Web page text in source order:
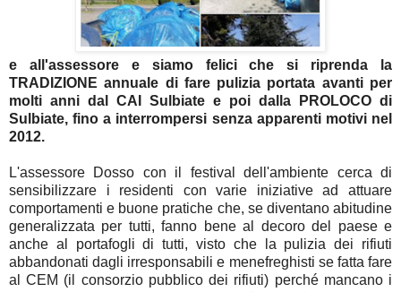
e all'assessore e siamo felici che si riprenda la
TRADIZIONE annuale di fare pulizia portata avanti per
molti anni dal CAI Sulbiate e poi dalla PROLOCO di
Sulbiate, fino a interrompersi senza apparenti motivi nel
2012.
L'assessore Dosso con il festival dell'ambiente cerca di
sensibilizzare i residenti con varie iniziative ad attuare
comportamenti e buone pratiche che, se diventano abitudine
generalizzata per tutti, fanno bene al decoro del paese e
anche al portafogli di tutti, visto che la pulizia dei rifiuti
abbandonati dagli irresponsabili e menefreghisti se fatta fare
al CEM (il consorzio pubblico dei rifiuti) perché mancano i